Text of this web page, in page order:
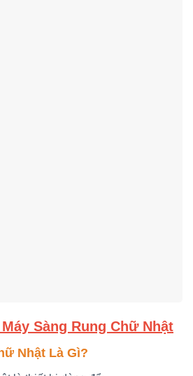
Sàng Rung Chữ Nhật
Nhật Là Gì?